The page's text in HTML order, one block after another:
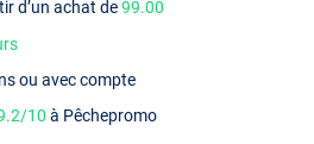
d’un achat de99.00
ou avec compte
10 à Pêchepromo